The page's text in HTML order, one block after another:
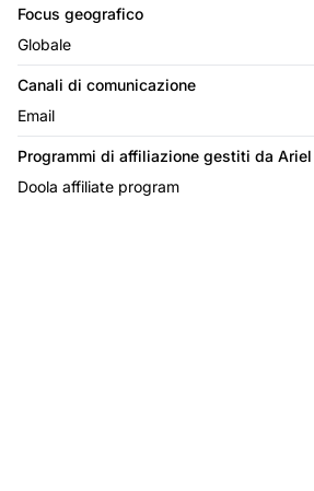
Focus geografico
Globale
Canali di comunicazione
Email
Programmi di affiliazione gestiti da Ariel
Doola affiliate program